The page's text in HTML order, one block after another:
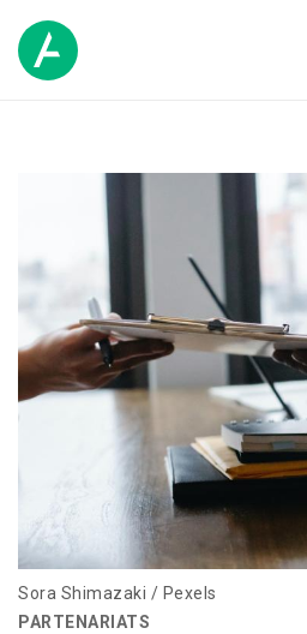
Sora Shimazaki / Pexels
PARTENARIATS